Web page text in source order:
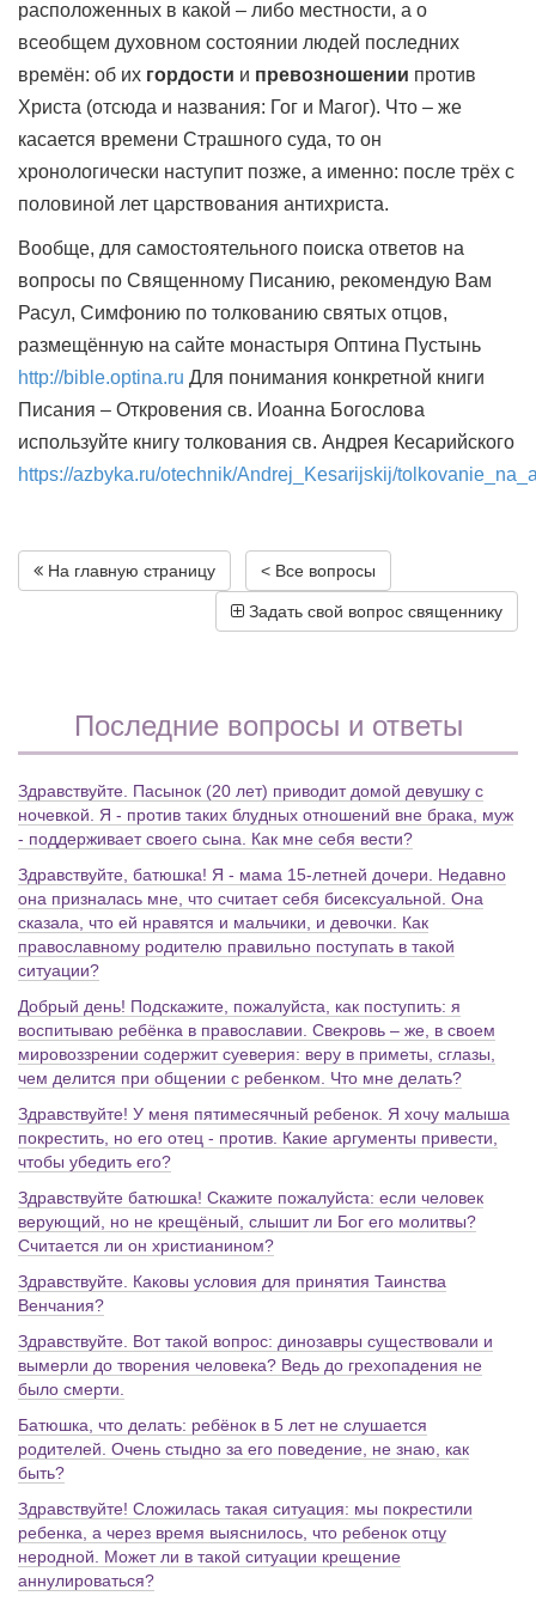
расположенных в какой – либо местности, а о
всеобщем духовном состоянии людей последних
времён: об их гордости и превозношении против
Христа (отсюда и названия: Гог и Магог). Что – же
касается времени Страшного суда, то он
хронологически наступит позже, а именно: после трёх с
половиной лет царствования антихриста.
Вообще, для самостоятельного поиска ответов на
вопросы по Священному Писанию, рекомендую Вам
Расул, Симфонию по толкованию святых отцов,
размещённую на сайте монастыря Оптина Пустынь
http://bible.optina.ru Для понимания конкретной книги
Писания – Откровения св. Иоанна Богослова
используйте книгу толкования св. Андрея Кесарийского
https://azbyka.ru/otechnik/Andrej_Kesarijskij/
На главную страницу < Все вопросы
Задать свой вопрос священнику
Последние вопросы и ответы
Здравствуйте. Пасынок (20 лет) приводит домой девушку с
ночевкой. Я - против таких блудных отношений вне брака, муж
- поддерживает своего сына. Как мне себя вести?
Здравствуйте, батюшка! Я - мама 15-летней дочери. Недавно
она призналась мне, что считает себя бисексуальной. Она
сказала, что ей нравятся и мальчики, и девочки. Как
православному родителю правильно поступать в такой
ситуации?
Добрый день! Подскажите, пожалуйста, как поступить: я
воспитываю ребёнка в православии. Свекровь – же, в своем
мировоззрении содержит суеверия: веру в приметы, сглазы,
чем делится при общении с ребенком. Что мне делать?
Здравствуйте! У меня пятимесячный ребенок. Я хочу малыша
покрестить, но его отец - против. Какие аргументы привести,
чтобы убедить его?
Здравствуйте батюшка! Скажите пожалуйста: если человек
верующий, но не крещёный, слышит ли Бог его молитвы?
Считается ли он христианином?
Здравствуйте. Каковы условия для принятия Таинства
Венчания?
Здравствуйте. Вот такой вопрос: динозавры существовали и
вымерли до творения человека? Ведь до грехопадения не
было смерти.
Батюшка, что делать: ребёнок в 5 лет не слушается
родителей. Очень стыдно за его поведение, не знаю, как
быть?
Здравствуйте! Сложилась такая ситуация: мы покрестили
ребенка, а через время выяснилось, что ребенок отцу
неродной. Может ли в такой ситуации крещение
аннулироваться?